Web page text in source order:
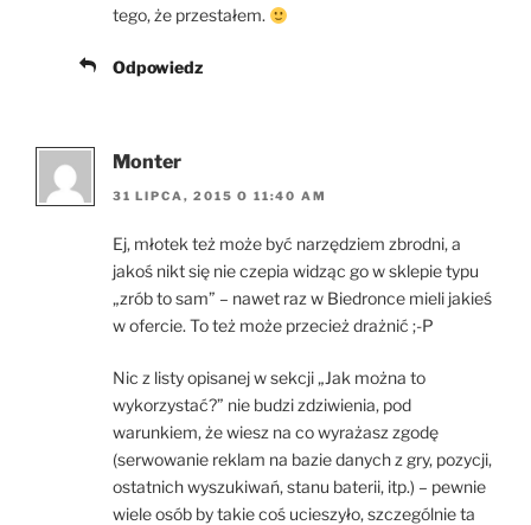
tego, że przestałem.
Odpowiedz
Monter
31 LIPCA, 2015 O 11:40 AM
Ej, młotek też może być narzędziem zbrodni, a
jakoś nikt się nie czepia widząc go w sklepie typu
„zrób to sam” – nawet raz w Biedronce mieli jakieś
w ofercie. To też może przecież drażnić ;-P
Nic z listy opisanej w sekcji „Jak można to
wykorzystać?” nie budzi zdziwienia, pod
warunkiem, że wiesz na co wyrażasz zgodę
(serwowanie reklam na bazie danych z gry, pozycji,
ostatnich wyszukiwań, stanu baterii, itp.) – pewnie
wiele osób by takie coś ucieszyło, szczególnie ta